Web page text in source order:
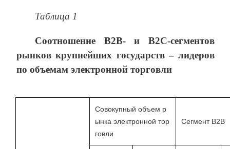
Таблица 1
Соотношение B2B- и B2C-сегментов
рынков крупнейших государств – лидеров
по объемам электронной торговли
Совокупный объем р
ынка электронной тор
говли
Сегмент B2B